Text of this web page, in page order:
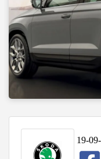
19-